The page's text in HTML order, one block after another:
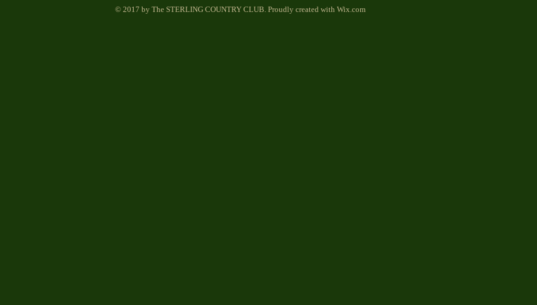
© 2017 by The STERLING COUNTRY CLUB. Proudly created with Wix.com